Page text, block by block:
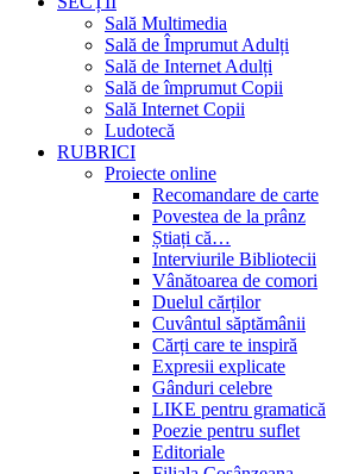
Sală Multimedia
Sală de Împrumut Adulți
Sală de Internet Adulți
Sală de împrumut Copii
Sală Internet Copii
Ludotecă
RUBRICI
Proiecte online
Recomandare de carte
Povestea de la prânz
Știați că…
Interviurile Bibliotecii
Vânătoarea de comori
Duelul cărților
Cuvântul săptămânii
Cărți care te inspiră
Expresii explicate
Gânduri celebre
LIKE pentru gramatică
Poezie pentru suflet
Editoriale